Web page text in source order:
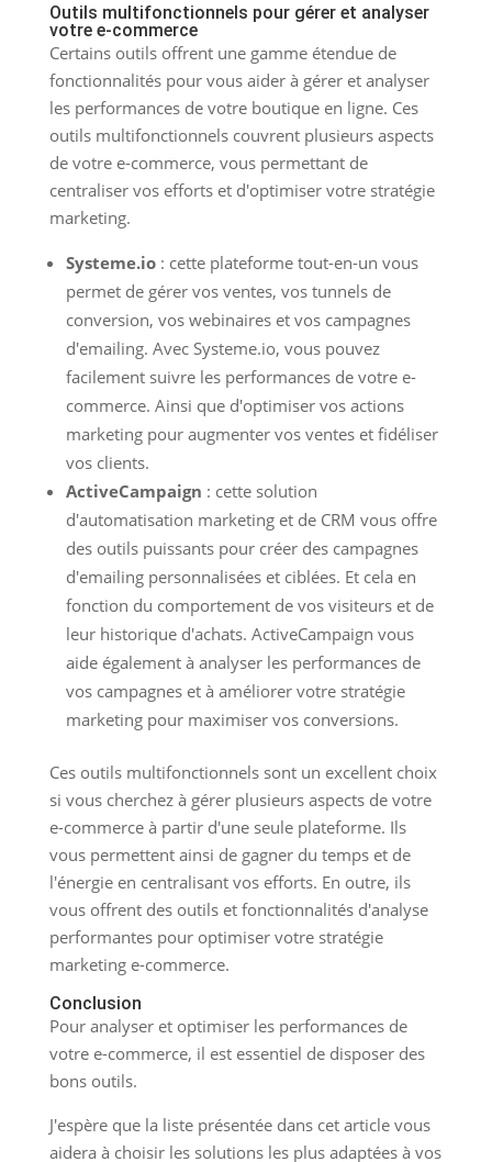
Outils multifonctionnels pour gérer et analyser
votre e-commerce
Certains outils offrent une gamme étendue de
fonctionnalités pour vous aider à gérer et analyser
les performances de votre boutique en ligne. Ces
outils multifonctionnels couvrent plusieurs aspects
de votre e-commerce, vous permettant de
centraliser vos efforts et d'optimiser votre stratégie
marketing.
Systeme.io: cette plateforme tout-en-un vous
permet de gérer vos ventes, vos tunnels de
conversion, vos webinaires et vos campagnes
d'emailing. Avec Systeme.io, vous pouvez
facilement suivre les performances de votre e-
commerce. Ainsi que d'optimiser vos actions
marketing pour augmenter vos ventes et fidéliser
vos clients.
ActiveCampaign : cette solution
d'automatisation marketing et de CRM vous offre
des outils puissants pour créer des campagnes
d'emailing personnalisées et ciblées. Et cela en
fonction du comportement de vos visiteurs et de
leur historique d'achats. ActiveCampaign vous
aide également à analyser les performances de
vos campagnes et à améliorer votre stratégie
marketing pour maximiser vos conversions.
Ces outils multifonctionnels sont un excellent choix
si vous cherchez à gérer plusieurs aspects de votre
e-commerce à partir d'une seule plateforme. Ils
vous permettent ainsi de gagner du temps et de
l'énergie en centralisant vos efforts. En outre, ils
vous offrent des outils et fonctionnalités d'analyse
performantes pour optimiser votre stratégie
marketing e-commerce.
Conclusion
Pour analyser et optimiser les performances de
votre e-commerce, il est essentiel de disposer des
bons outils.
J'espère que la liste présentée dans cet article vous
aidera à choisir les solutions les plus adaptées à vos